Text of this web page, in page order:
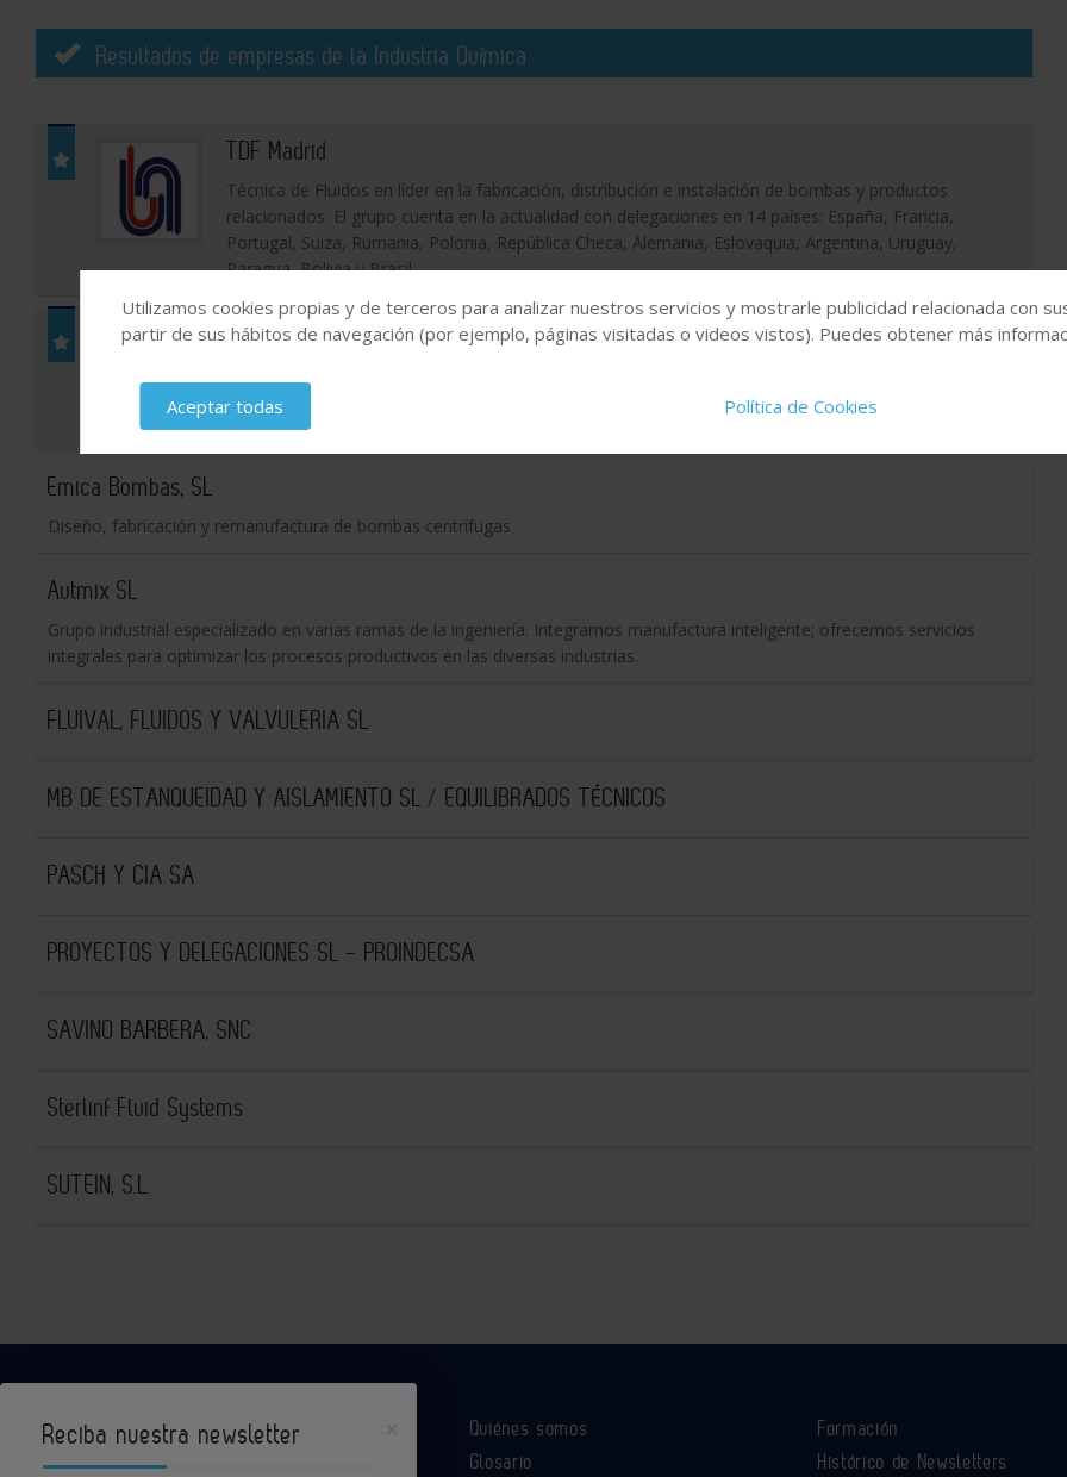
Resultados de empresas de la Industria Química :
TDF Madrid
Técnica de Fluidos en líder en la fabricación, distribución e instalación de bombas y productos
relacionados. El grupo cuenta en la actualidad con delegaciones en 14 países: España, Francia,
Portugal, Suiza, Rumania, Polonia, República Checa, Alemania, Eslovaquia, Argentina, Uruguay,
Paragua, Bolivia y Brasil
LLEAL S.A.U.
alimentaria.
Emica Bombas, SL
Diseño, fabricación y remanufactura de bombas centrífugas
Autmix SL
Grupo industrial especializado en varias ramas de la ingeniería. Integramos manufactura inteligente; ofrecemos servicios
integrales para optimizar los procesos productivos en las diversas industrias.
FLUIVAL, FLUIDOS Y VALVULERIA SL
MB DE ESTANQUEIDAD Y AISLAMIENTO SL / EQUILIBRADOS TÉCNICOS
PASCH Y CIA SA
PROYECTOS Y DELEGACIONES SL - PROINDECSA
SAVINO BARBERA, SNC
Sterlinf Fluid Systems
SUTEIN, S.L.
Quiénes somos
Glosario
Formación
Histórico de Newsletters
Utilizamos cookies propias y de terceros para analizar nuestros servicios y mostrarle publicidad relacionada con
partir de sus hábitos de navegación (por ejemplo, páginas visitadas o videos vistos). Puedes obtener más
Aceptar todas Política de Cookies
Reciba nuestra newsletter